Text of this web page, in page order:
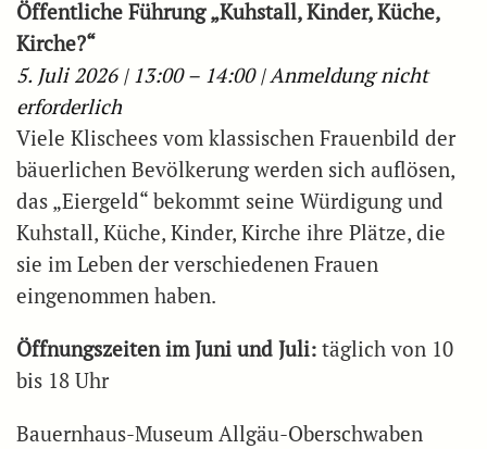
Öffentliche Führung „Kuhstall, Kinder, Küche,
Kirche?“
5. Juli 2026 | 13:00 – 14:00 | Anmeldung nicht
erforderlich
Viele Klischees vom klassischen Frauenbild der
bäuerlichen Bevölkerung werden sich auflösen,
das „Eiergeld“ bekommt seine Würdigung und
Kuhstall, Küche, Kinder, Kirche ihre Plätze, die
sie im Leben der verschiedenen Frauen
eingenommen haben.
Öffnungszeiten im Juni und Juli: täglich von 10
bis 18 Uhr
Bauernhaus-Museum Allgäu-Oberschwaben